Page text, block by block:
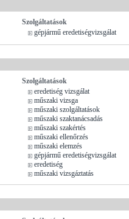
Szolgáltatások
gépjármű eredetiségvizsgálat
Szolgáltatások
eredetiség vizsgálat
műszaki vizsga
műszaki szolgáltatások
műszaki szaktanácsadás
műszaki szakértés
műszaki ellenőrzés
műszaki elemzés
gépjármű eredetiségvizsgálat
eredetiség
műszaki vizsgáztatás